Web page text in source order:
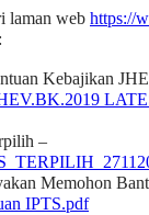
laman web https://
Kebajikan
–
Memohon
IPTS.pdf